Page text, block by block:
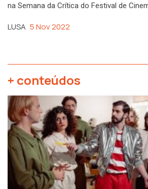
na Semana da Crítica do Festival de
LUSA 5 Nov 2022
+ conteúdos